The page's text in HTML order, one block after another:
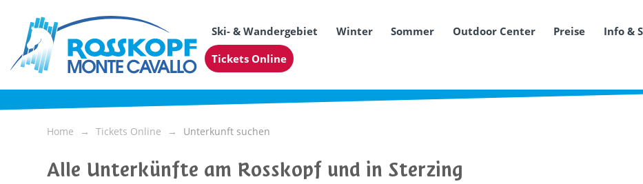
Ski- & Wandergebiet Winter Sommer Outdoor Center Preise
Info &
Tickets Online
Home Tickets Online Unterkunft suchen
Alle Unterkünfte am Rosskopf und in Sterzing